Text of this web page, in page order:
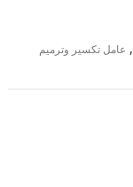
, عامل تكسير وترميم